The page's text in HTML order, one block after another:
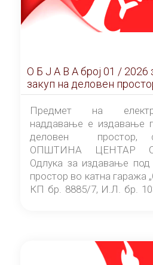
О Б Ј А В А брoj 01 / 2026
закуп на деловен
ЕЛЕКТРОНСКО ЈАВНО
Предмет на
наддавање е издавање
деловен простор,
ОПШТИНА ЦЕНТАР
Одлука за издавање под
простор во катна гаража
КП бр. 8885/7, И.Л. бр.
Скопје” број 9/2026),
(три) години од денот